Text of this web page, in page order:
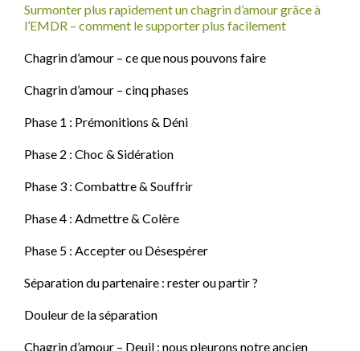
Surmonter plus rapidement un chagrin d’amour grâce à
l’EMDR – comment le supporter plus facilement
Chagrin d’amour – ce que nous pouvons faire
Chagrin d’amour – cinq phases
Phase 1 : Prémonitions & Déni
Phase 2 : Choc & Sidération
Phase 3 : Combattre & Souffrir
Phase 4 : Admettre & Colère
Phase 5 : Accepter ou Désespérer
Séparation du partenaire : rester ou partir ?
Douleur de la séparation
Chagrin d’amour – Deuil : nous pleurons notre ancien